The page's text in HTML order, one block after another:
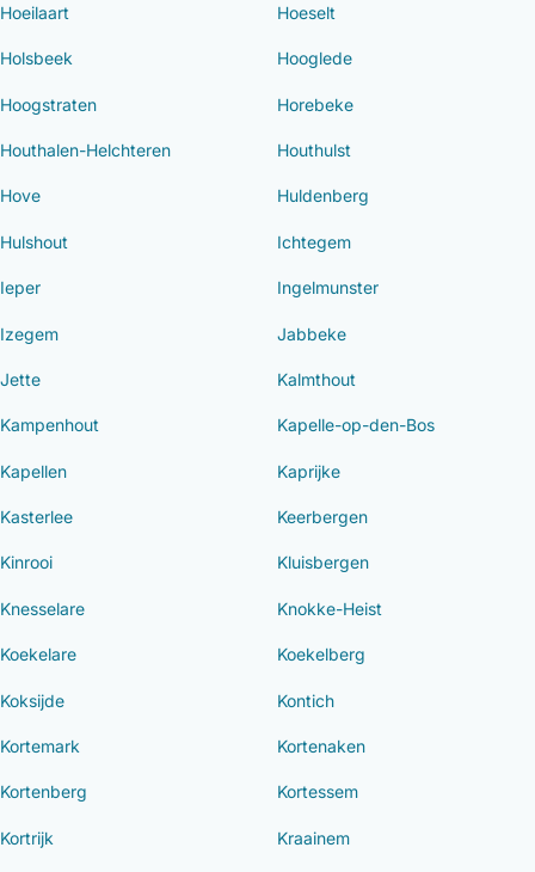
Hoeilaart Hoeselt
Holsbeek Hooglede
Hoogstraten Horebeke
Houthalen-Helchteren Houthulst
Hove Huldenberg
Hulshout Ichtegem
Ieper Ingelmunster
Izegem Jabbeke
Jette Kalmthout
Kampenhout Kapelle-op-den-Bos
Kapellen Kaprijke
Kasterlee Keerbergen
Kinrooi Kluisbergen
Knesselare Knokke-Heist
Koekelare Koekelberg
Koksijde Kontich
Kortemark Kortenaken
Kortenberg Kortessem
Kortrijk Kraainem